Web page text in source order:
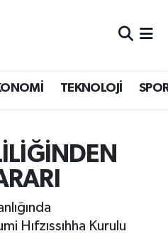
TEKNOLOJİ
Hıfzıssıhha Kurulu
ve Fikstür